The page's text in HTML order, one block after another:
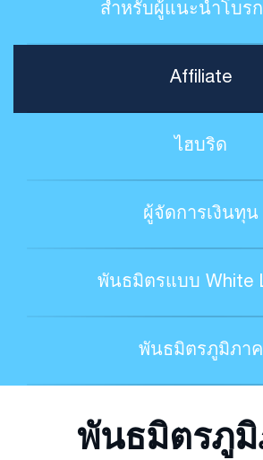
สำหรับผู้แนะนำโบรก
Affiliate
ไฮบริด
ผู้จัดการเงินทุน
พันธมิตรแบบ White
พันธมิตรภูมิภาค
พันธมิตรภู